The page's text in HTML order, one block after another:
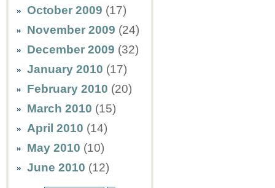
October 2009 (17)
November 2009 (24)
December 2009 (32)
January 2010 (17)
February 2010 (20)
March 2010 (15)
April 2010 (14)
May 2010 (10)
June 2010 (12)